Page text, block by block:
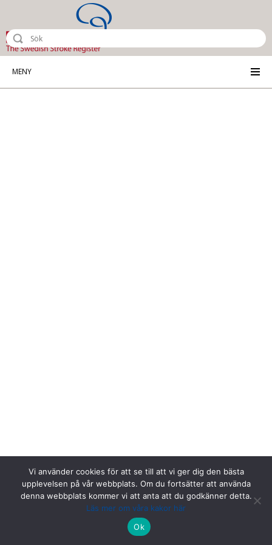
MENY
Riksstroke, Målpunkt PA rum 1013, Norrlands universitetssjukhus,
Vi använder cookies för att se till att vi ger dig den bästa
upplevelsen på vår webbplats. Om du fortsätter att använda
denna webbplats kommer vi att anta att du godkänner detta.
Läs mer om våra kakor här
Ok